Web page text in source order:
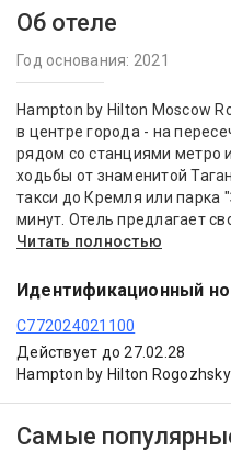
Об отеле
Год основания: 2021
Hampton by Hilton Moscow
в центре города - на
рядом со станциями метро
ходьбы от знаменитой
такси до Кремля или парка
минут. Отель предлагает
Читать полностью
Идентификационный
С772024021100
Действует до 27.02.28
Hampton by Hilton Rogozhsky
Самые